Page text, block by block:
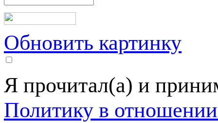
Обновить картинку
Я прочитал(а) и
Политику в